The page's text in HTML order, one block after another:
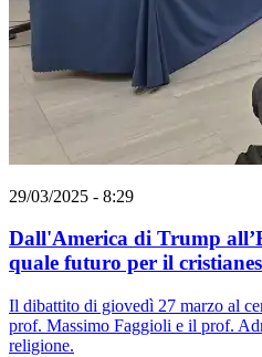
29/03/2025 - 8:29
Dall'America di Trump
quale futuro per il
Il dibattito di giovedì 27 marzo al
prof. Massimo Faggioli e il prof.
religione.